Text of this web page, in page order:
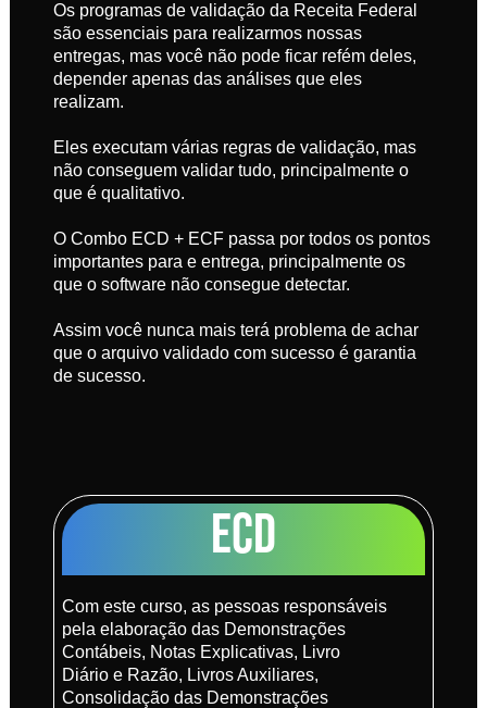
Os programas de validação da Receita Federal
são essenciais para realizarmos nossas
entregas, mas você não pode ficar refém deles,
depender apenas das análises que eles
realizam.
Eles executam várias regras de validação, mas
não conseguem validar tudo, principalmente o
que é qualitativo.
O Combo ECD + ECF passa por todos os pontos
importantes para e entrega, principalmente os
que o software não consegue detectar.
Assim você nunca mais terá problema de achar
que o arquivo validado com sucesso é garantia
de sucesso.
ECD
Com este curso, as pessoas responsáveis
pela elaboração das Demonstrações
Contábeis, Notas Explicativas, Livro
Diário e Razão, Livros Auxiliares,
Consolidação das Demonstrações